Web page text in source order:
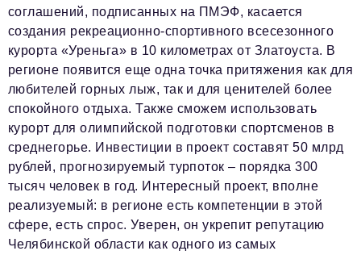
соглашений, подписанных на ПМЭФ, касается
создания рекреационно-спортивного всесезонного
курорта «Уреньга» в 10 километрах от Златоуста. В
регионе появится еще одна точка притяжения как для
любителей горных лыж, так и для ценителей более
спокойного отдыха. Также сможем использовать
курорт для олимпийской подготовки спортсменов в
среднегорье. Инвестиции в проект составят 50 млрд
рублей, прогнозируемый турпоток – порядка 300
тысяч человек в год. Интересный проект, вполне
реализуемый: в регионе есть компетенции в этой
сфере, есть спрос. Уверен, он укрепит репутацию
Челябинской области как одного из самых